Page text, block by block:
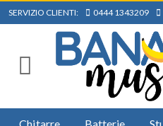
SERVIZIO CLIENTI: 0444 1343209